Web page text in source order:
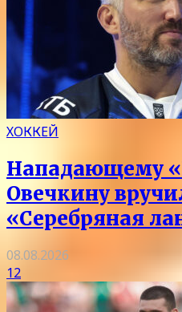
ХОККЕЙ
Нападающему
Овечкину
«Серебряная
08.08.2026
12